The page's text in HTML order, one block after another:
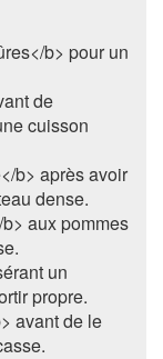
b> pour un
de
cuisson
b> après avoir
dense.
aux pommes
un
propre.
avant de le